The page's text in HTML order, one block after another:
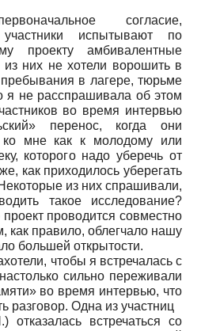
согласие,
участники испытывают по
проекту амбивалентные
из них не хотели ворошить в
в лагере, тюрьме
я не расспрашивала об этом
во время интервью
перенос, когда они
ко мне как к молодому или
которого надо уберечь от
как приходилось уберегать
из них спрашивали,
такое исследование?
проводится совместно
как правило, облегчало нашу
большей открытости.
чтобы я встречалась с
сильно переживали
во время интервью, что
разговор. Одна из участниц
встречаться со